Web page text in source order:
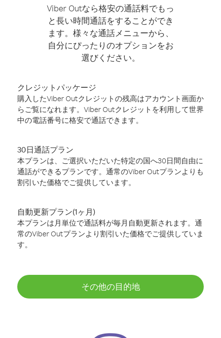
Viber Outなら格安の通話料でもっ
と長い時間通話をすることができ
ます。様々な通話メニューから、
自分にぴったりのオプションをお
選びください。
クレジットパッケージ
購入したViber Outクレジットの残高はアカウント画面か
らご覧になれます。Viber Outクレジットを利用して世界
中の電話番号に格安で通話できます。
30日通話プラン
本プランは、ご選択いただいた特定の国へ30日間自由に
通話ができるプランです。通常のViber Outプランよりも
割引いた価格でご提供しています。
自動更新プラン(1ヶ月)
本プランは月単位で通話料が毎月自動更新されます。通
常のViber Outプランより割引いた価格でご提供していま
す。
その他の目的地